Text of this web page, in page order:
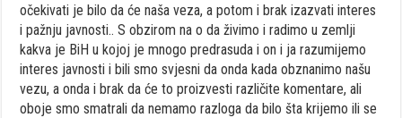
očekivati je bilo da će naša veza, a potom i brak izazvati interes
i pažnju javnosti.. S obzirom na o da živimo i radimo u zemlji
kakva je BiH u kojoj je mnogo predrasuda i on i ja razumijemo
interes javnosti i bili smo svjesni da onda kada obznanimo našu
vezu, a onda i brak da će to proizvesti različite komentare, ali
oboje smo smatrali da nemamo razloga da bilo šta krijemo ili se